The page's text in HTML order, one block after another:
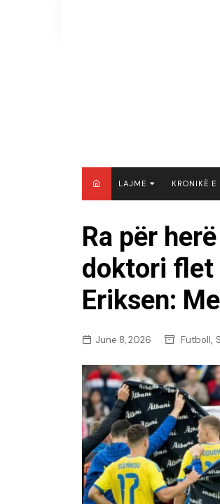
LAJME
KOSOVË
SHQIPËRI
BOTË
KRONIKË E
Ra për
doktori flet
Eriksen:
June 8, 2026 Futboll,